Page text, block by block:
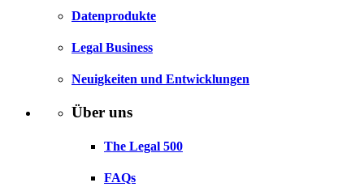
Datenprodukte
Legal Business
Neuigkeiten und Entwicklungen
Über uns
The Legal 500
FAQs